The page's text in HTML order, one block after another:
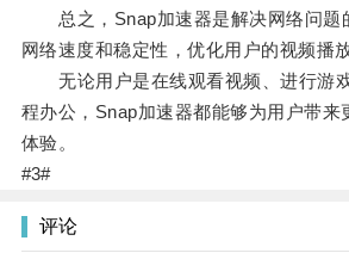
总之，Snap加速器是解决网络问题
网络速度和稳定性，优化用户的视频播
无论用户是在线观看视频、进行游
程办公，Snap加速器都能够为用户带来
体验。
#3#
评论